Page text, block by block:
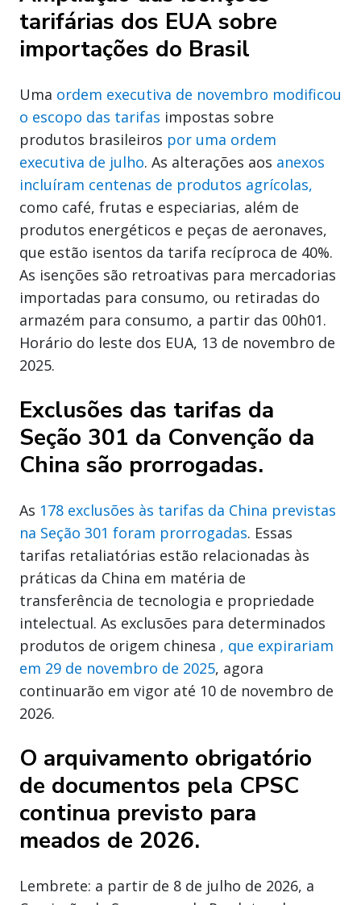
tarifárias dos EUA sobre
importações do Brasil
Uma ordem executiva de novembro modificou
o escopo das tarifas impostas sobre
produtos brasileiros por uma ordem
executiva de julho. As alterações aos anexos
incluíram centenas de produtos agrícolas,
como café, frutas e especiarias, além de
produtos energéticos e peças de aeronaves,
que estão isentos da tarifa recíproca de 40%.
As isenções são retroativas para mercadorias
importadas para consumo, ou retiradas do
armazém para consumo, a partir das 00h01.
Horário do leste dos EUA, 13 de novembro de
2025.
Exclusões das tarifas da
Seção 301 da Convenção da
China são prorrogadas.
As 178 exclusões às tarifas da China previstas
na Seção 301 foram prorrogadas. Essas
tarifas retaliatórias estão relacionadas às
práticas da China em matéria de
transferência de tecnologia e propriedade
intelectual. As exclusões para determinados
produtos de origem chinesa , que expirariam
em 29 de novembro de 2025, agora
continuarão em vigor até 10 de novembro de
2026.
O arquivamento obrigatório
de documentos pela CPSC
continua previsto para
meados de 2026.
Lembrete: a partir de 8 de julho de 2026, a